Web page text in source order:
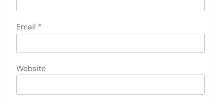
Email *
Website